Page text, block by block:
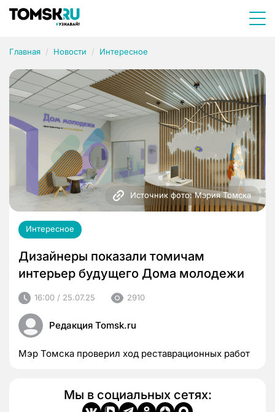
Главная Новости Интересное
Источник фото: Мэрия Томска
Интересное
Дизайнеры показали томичам
интерьер будущего Дома молодежи
16:00 / 25.07.25 2910
Редакция Tomsk.ru
Мэр Томска проверил ход реставрационных работ
Мы в социальных сетях: